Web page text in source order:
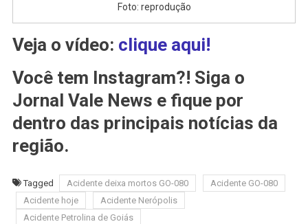
Foto: reprodução
Veja o vídeo: clique aqui!
Você tem Instagram?! Siga o
Jornal Vale News e fique por
dentro das principais notícias da
região.
Tagged Acidente deixa mortos GO-080
Acidente GO-080
Acidente hoje
Acidente Nerópolis
Acidente Petrolina de Goiás